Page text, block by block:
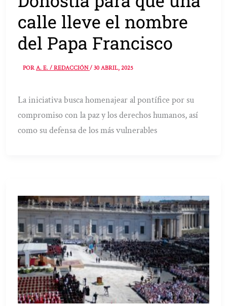
calle lleve el nombre
del Papa Francisco
PORA. E. / REDACCIÓN/30 ABRIL, 2025
La iniciativa busca homenajear al pontífice por su
compromiso con la paz y los derechos humanos, así
como su defensa de los más vulnerables